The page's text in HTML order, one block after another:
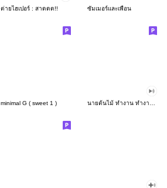
ต่ายไฮเปอร์ : สาดดด!! ซัมเมอร์และเพื่อน
minimal G ( sweet 1 )